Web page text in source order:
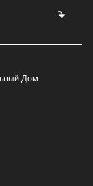
Дом